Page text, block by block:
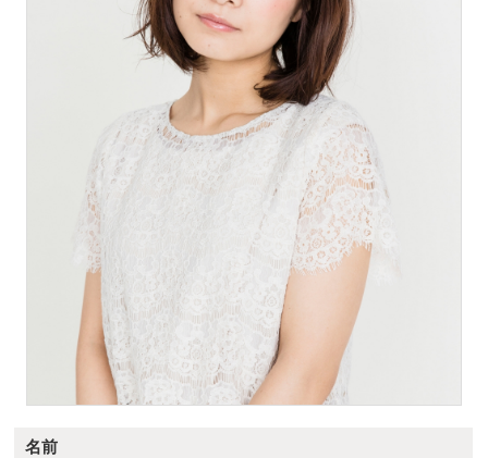
名前